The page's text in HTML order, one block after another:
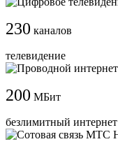
230 каналов
телевидение
200 МБит
безлимитный интернет